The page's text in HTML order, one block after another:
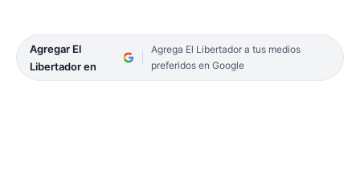
Agregar El
Libertador en
Agrega El Libertador a tus medios
preferidos en Google